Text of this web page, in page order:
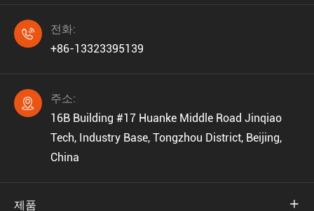

전화:
+86-13323395139

주소:
16B Building #17 Huanke Middle Road Jinqiao
Tech, Industry Base, Tongzhou District, Beijing,
China
제품 